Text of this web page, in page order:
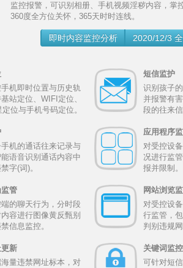
监控报警，可识别相册、手机视频淫秽内容，掌
360度全方位关怀，365天时时连线。
即时内容监控分析 2020/12/3
机即时位置与历史轨
站定位、WIFI定位、
位与手机号码定位。
短信监护
识别孩子
并报警有
段的往来信
机的通话往来记录与
语音识别通话内容中
字(词)。
应用程序
对受控设
况进行监
报并限制。
管
的聊天行为，分时段
容进行图像黄反甄别
信息监控。
网站浏览
对受控设
行监管，
判别违规
新
量违禁网址标本，对
关键词监控
可针对短